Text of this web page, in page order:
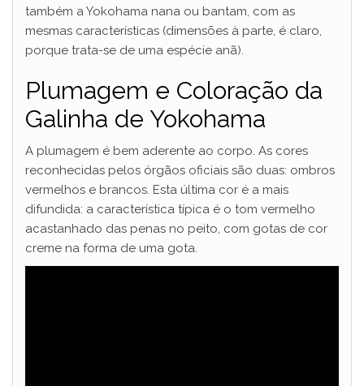
também a Yokohama nana ou bantam, com as
mesmas características (dimensões à parte, é claro,
porque trata-se de uma espécie anã).
Plumagem e Coloração da
Galinha de Yokohama
A plumagem é bem aderente ao corpo. As cores
reconhecidas pelos órgãos oficiais são duas: ombros
vermelhos e brancos. Esta última cor é a mais
difundida: a característica típica é o tom vermelho
acastanhado das penas no peito, com gotas de cor
creme na forma de uma gota.